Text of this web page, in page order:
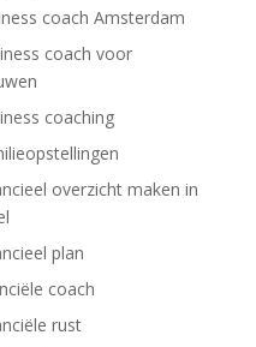
coach Amsterdam
coach voor
coaching
overzicht maken in
plan
coach
rust